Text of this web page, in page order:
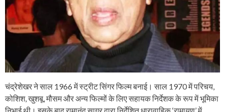
चंद्रेशेखर ने साल 1966 में स्ट्रीट सिंगर फिल्म बनाई। साल 1970 में परिचय,
कोशिश, खुशबू, मौसम और अन्य फिल्मों के लिए सहायक निर्देशक के रूप में भूमिका